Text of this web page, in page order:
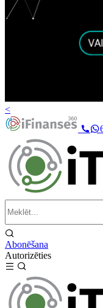
<
Abonēšana
Autorizēties